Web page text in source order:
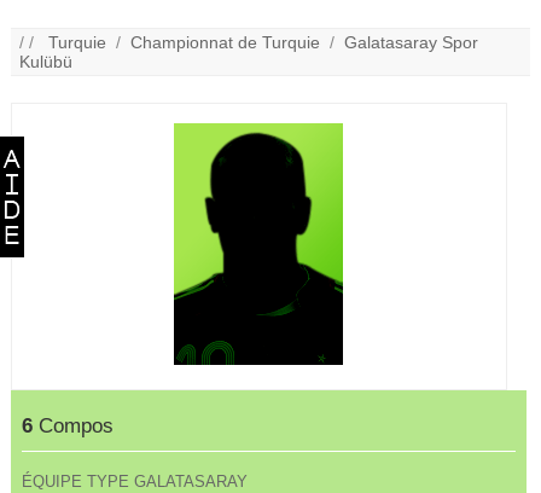
/ /Turquie /Championnat de Turquie /Galatasaray Spor
Kulübü
6 Compos
ÉQUIPE TYPE GALATASARAY